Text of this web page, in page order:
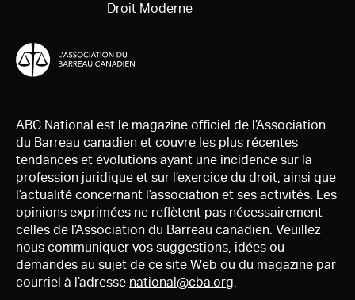
Droit Moderne
ABC National est le magazine officiel de l’Association
du Barreau canadien et couvre les plus récentes
tendances et évolutions ayant une incidence sur la
profession juridique et sur l’exercice du droit, ainsi que
l’actualité concernant l’association et ses activités. Les
opinions exprimées ne reflètent pas nécessairement
celles de l’Association du Barreau canadien. Veuillez
nous communiquer vos suggestions, idées ou
demandes au sujet de ce site Web ou du magazine par
courriel à l’adresse national@cba.org.